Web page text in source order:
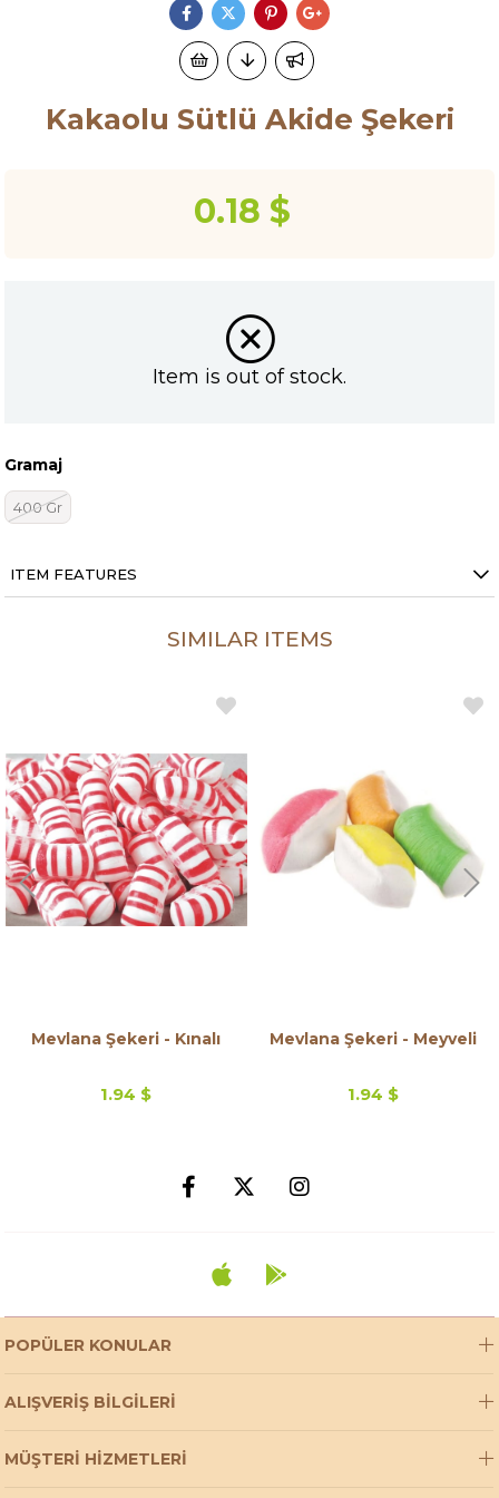
Kakaolu Sütlü Akide Şekeri
0.18 $
Item is out of stock.
Gramaj
400 Gr
ITEM FEATURES
SIMILAR ITEMS
Mevlana Şekeri - Kınalı
1.94 $
Mevlana Şekeri - Meyveli
1.94 $
POPÜLER KONULAR
ALIŞVERİŞ BİLGİLERİ
MÜŞTERİ HİZMETLERİ